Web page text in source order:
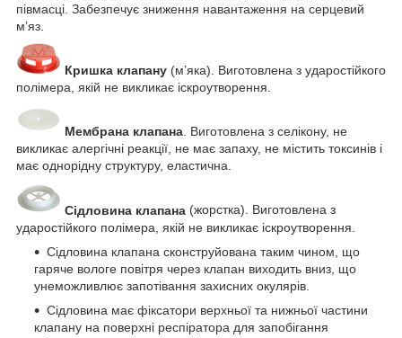
півмасці. Забезпечує зниження навантаження на серцевий
м’яз.
Кришка клапану (м’яка). Виготовлена з ударостійкого
полімера, якій не викликає іскроутворення.
Мембрана клапана. Виготовлена з селікону, не
викликає алергічні реакції, не має запаху, не містить токсинів і
має однорідну структуру, еластична.
Сідловина клапана (жорстка). Виготовлена з
ударостійкого полімера, якій не викликає іскроутворення.
Сідловина клапана сконструйована таким чином, що
гаряче вологе повітря через клапан виходить вниз, що
унеможливлює запотівання захисних окулярів.
Сідловина має фіксатори верхньої та нижньої частини
клапану на поверхні респіратора для запобігання